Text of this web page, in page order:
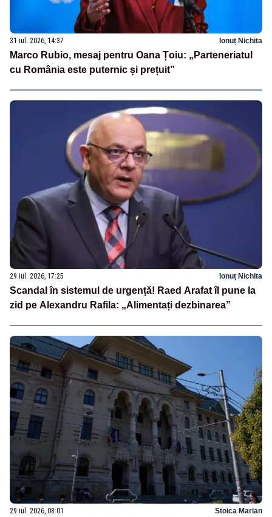
31 iul. 2026, 14:37 Ionuț Nichita
Marco Rubio, mesaj pentru Oana Țoiu: „Parteneriatul
cu România este puternic și prețuit”
29 iul. 2026, 17:25 Ionuț Nichita
Scandal în sistemul de urgență! Raed Arafat îl pune la
zid pe Alexandru Rafila: „Alimentați dezbinarea”
29 iul. 2026, 08:01 Stoica Marian